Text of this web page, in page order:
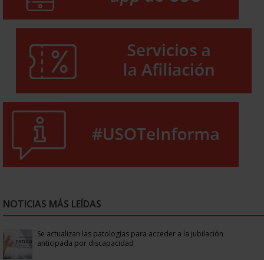
NOTICIAS MÁS LEÍDAS
Se actualizan las patologías para acceder a la jubilación
anticipada por discapacidad